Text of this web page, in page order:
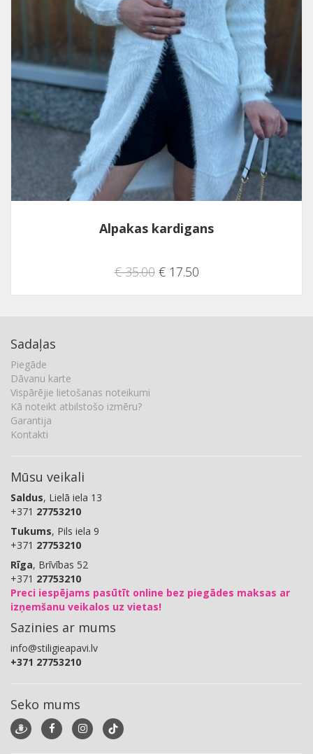
Alpakas kardigans
€ 35.00€ 17.50
Sadaļas
Piegāde
Dāvanu karte
Vispārējie lietošanas noteikumi
Kā noteikt atbilstošo izmēru?
Garantija
Kontakti
Mūsu veikali
Saldus, Lielā iela 13
+371 27753210
Tukums, Pils iela 9
+371 27753210
Rīga, Brīvības 52
+371 27753210
Preci iespējams pasūtīt online bez piegādes maksas ar
izņemšanu veikalos uz vietas!
Sazinies ar mums
info@stiligieapavi.lv
+371 27753210
Seko mums